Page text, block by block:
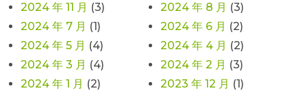
2024 年 11 月 (3) 2024 年 8 月 (3)
2024 年 7 月 (1) 2024 年 6 月 (2)
2024 年 5 月 (4) 2024 年 4 月 (2)
2024 年 3 月 (4) 2024 年 2 月 (3)
2024 年 1 月 (2) 2023 年 12 月 (1)